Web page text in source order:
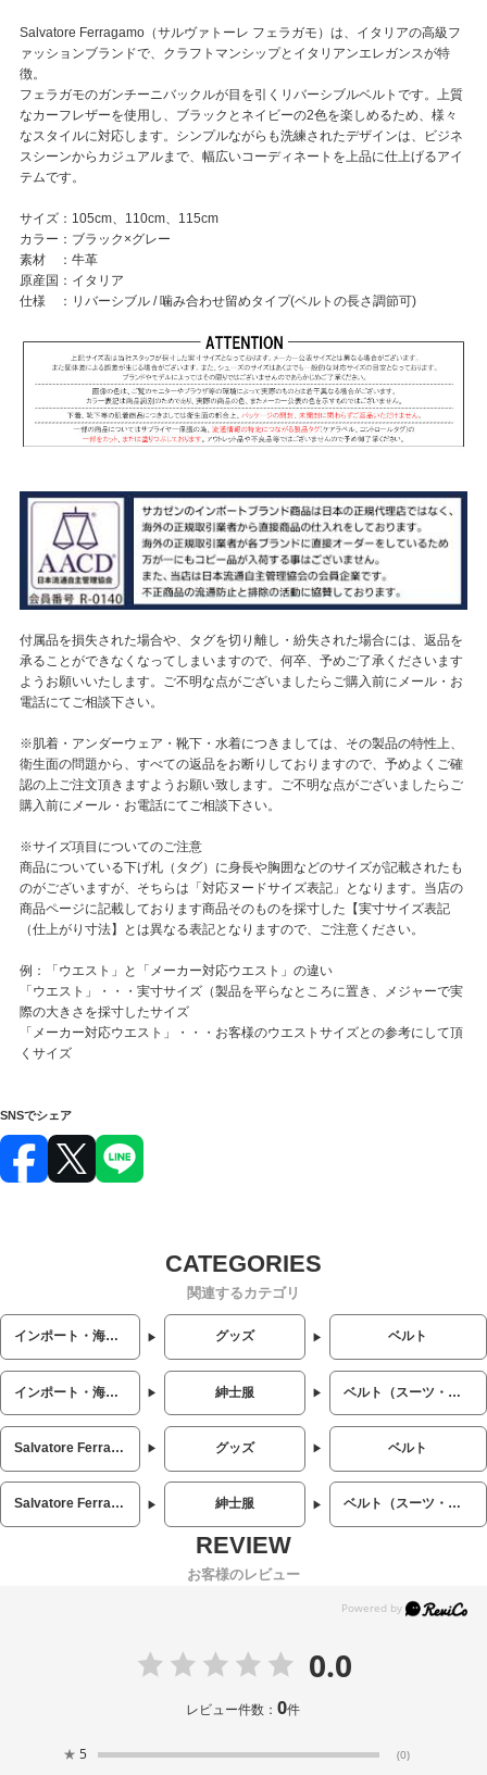
Salvatore Ferragamo（サルヴァトーレ フェラガモ）は、イタリアの高級フ
ァッションブランドで、クラフトマンシップとイタリアンエレガンスが特
徴。
フェラガモのガンチーニバックルが目を引くリバーシブルベルトです。上質
なカーフレザーを使用し、ブラックとネイビーの2色を楽しめるため、様々
なスタイルに対応します。シンプルながらも洗練されたデザインは、ビジネ
スシーンからカジュアルまで、幅広いコーディネートを上品に仕上げるアイ
テムです。
サイズ：105cm、110cm、115cm
カラー：ブラック×グレー
素材 ：牛革
原産国：イタリア
仕様 ：リバーシブル / 噛み合わせ留めタイプ(ベルトの長さ調節可)
付属品を損失された場合や、タグを切り離し・紛失された場合には、返品を
承ることができなくなってしまいますので、何卒、予めご了承くださいます
ようお願いいたします。ご不明な点がございましたらご購入前にメール・お
電話にてご相談下さい。
※肌着・アンダーウェア・靴下・水着につきましては、その製品の特性上、
衛生面の問題から、すべての返品をお断りしておりますので、予めよくご確
認の上ご注文頂きますようお願い致します。ご不明な点がございましたらご
購入前にメール・お電話にてご相談下さい。
※サイズ項目についてのご注意
商品についている下げ札（タグ）に身長や胸囲などのサイズが記載されたも
のがございますが、そちらは「対応ヌードサイズ表記」となります。当店の
商品ページに記載しております商品そのものを採寸した【実寸サイズ表記
（仕上がり寸法】とは異なる表記となりますので、ご注意ください。
例：「ウエスト」と「メーカー対応ウエスト」の違い
「ウエスト」・・・実寸サイズ（製品を平らなところに置き、メジャーで実
際の大きさを採寸したサイズ
「メーカー対応ウエスト」・・・お客様のウエストサイズとの参考にして頂
くサイズ
SNSでシェア
関連するカテゴリ
インポート・海外人気ブランド グッズ ベルト
インポート・海外人気ブランド 紳士服 ベルト（スーツ・ビジネス）
Salvatore Ferragamo (サルヴァトーレ・フェラガモ) グッズ ベルト
Salvatore Ferragamo (サルヴァトーレ・フェラガモ) 紳士服 ベルト（スーツ・ビジネス）
お客様のレビュー
0.0
レビュー件数：0件
★ 5 (0)